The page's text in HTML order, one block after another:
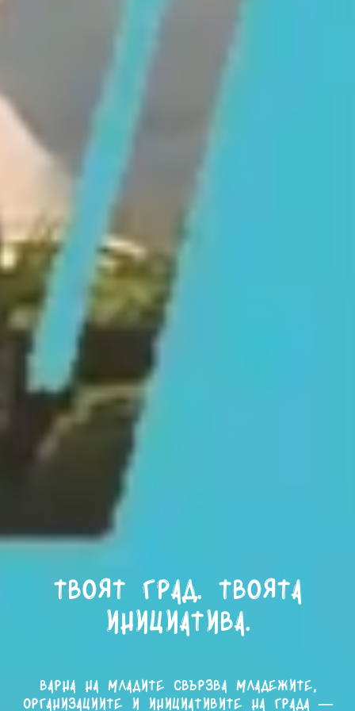
Твоят град. Твоята
инициатива.
Варна на младите свързва младежите,
организациите и инициативите на града —